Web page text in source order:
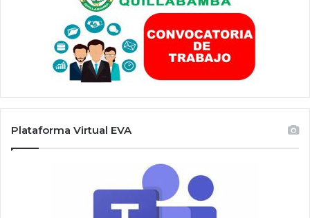
Plataforma Virtual EVA